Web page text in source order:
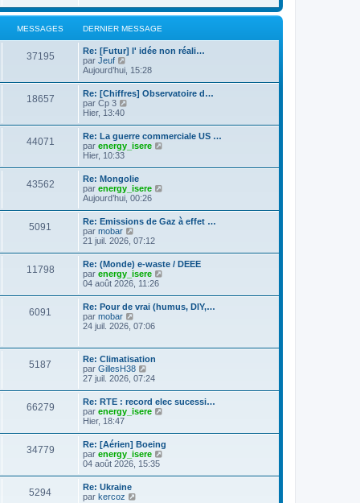
a
g
e
m
s
s
a
e
r
n
i
e
r
m
s
s
a
l
e
e
r
r
m
s
a
l
e
r
l
d
e
r
n
r
m
e
s
a
g
e
MESSAGES DERNIER MESSAGE
37195
Re: [Futur] l' idée non réali…
par Jeuf
o
u
l
e
r
l
d
e
r
n
i
e
r
m
e
s
s
a
g
Aujourd’hui, 15:28
18657
Re: [Chiffres] Observatoire d…
par Cp 3
u
l
e
r
e
d
e
r
n
i
e
r
m
e
s
s
a
g
e
Hier, 13:40
44071
Re: La guerre commerciale US …
par energy_isere
e
r
d
e
r
e
r
s
Hier, 10:33
43562
Re: Mongolie
par energy_isere
s
u
e
r
d
e
r
r
s
a
Aujourd’hui, 00:26
5091
Re: Emissions de Gaz à effet …
par mobar
o
u
l
t
e
r
e
e
r
n
i
e
r
m
e
s
a
g
e
21 juil. 2026, 07:12
11798
Re: (Monde) e-waste / DEEE
par energy_isere
u
r
e
r
n
r
m
s
04 août 2026, 11:26
6091
Re: Pour de vrai (humus, DIY,…
par mobar
o
l
t
e
r
l
e
e
r
n
i
e
r
e
24 juil. 2026, 07:06
5187
Re: Climatisation
par GillesH38
o
s
u
l
e
r
l
e
d
27 juil. 2026, 07:24
66279
Re: RTE : record elec sucessi…
par energy_isere
u
e
Hier, 18:47
34779
Re: [Aérien] Boeing
par energy_isere
04 août 2026, 15:35
5294
Re: Ukraine
par kercoz